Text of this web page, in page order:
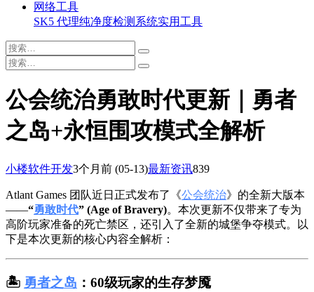
网络工具
SK5 代理纯净度检测系统实用工具
公会统治勇敢时代更新｜勇者
之岛+永恒围攻模式全解析
小楼软件开发3个月前 (05-13)最新资讯839
Atlant Games 团队近日正式发布了《公会统治》的全新大版本
——“勇敢时代” (Age of Bravery)。本次更新不仅带来了专为
高阶玩家准备的死亡禁区，还引入了全新的城堡争夺模式。以
下是本次更新的核心内容全解析：
🏝️ 勇者之岛 ：60级玩家的生存梦魇